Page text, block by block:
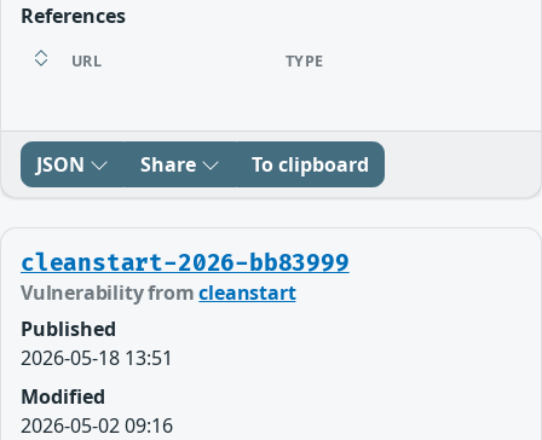
References
URL TYPE
JSON Share To clipboard
cleanstart-2026-bb83999
Vulnerability fromcleanstart
Published
2026-05-18 13:51
Modified
2026-05-02 09:16